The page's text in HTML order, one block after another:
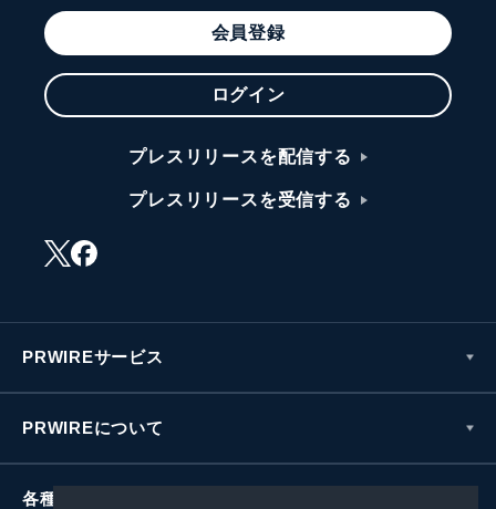
会員登録
ログイン
プレスリリースを配信する
プレスリリースを受信する
PRWIREサービス
PRWIREについて
各種お問い合わせ